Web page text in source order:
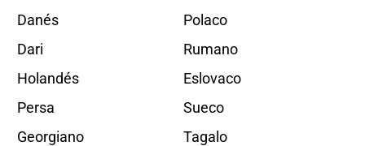
Danés
Dari
Holandés
Persa
Georgiano
Polaco
Rumano
Eslovaco
Sueco
Tagalo